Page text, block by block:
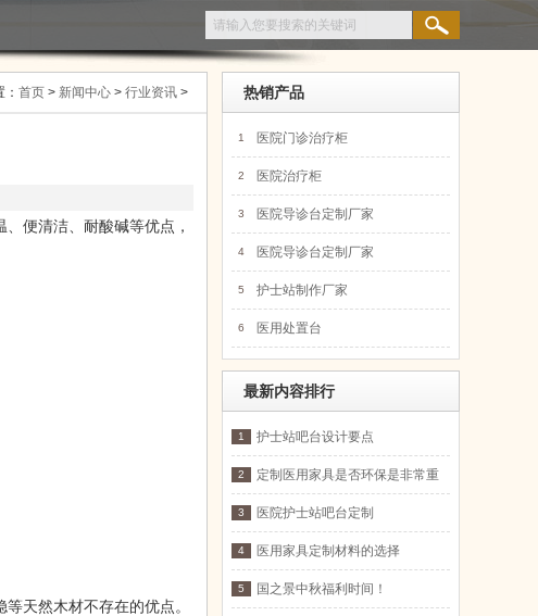
首页 > 新闻中心 > 行业资讯 >
便清洁、耐酸碱等优点，
天然木材不存在的优点。
热销产品
1 医院门诊治疗柜
2 医院治疗柜
3 医院导诊台定制厂家
4 医院导诊台定制厂家
5 护士站制作厂家
6 医用处置台
最新内容排行
1 护士站吧台设计要点
2
定制医用家具是否环保是非常重
3 医院护士站吧台定制
4 医用家具定制材料的选择
5 国之景中秋福利时间！